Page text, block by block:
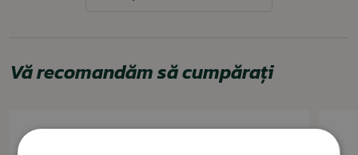
CITEȘTE MAI PUȚIN
Vă recomandăm să cumpărați